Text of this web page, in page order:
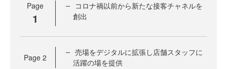
Page
1
コロナ禍以前から新たな接客チャネルを
創出
Page 2
売場をデジタルに拡張し店舗スタッフに
活躍の場を提供